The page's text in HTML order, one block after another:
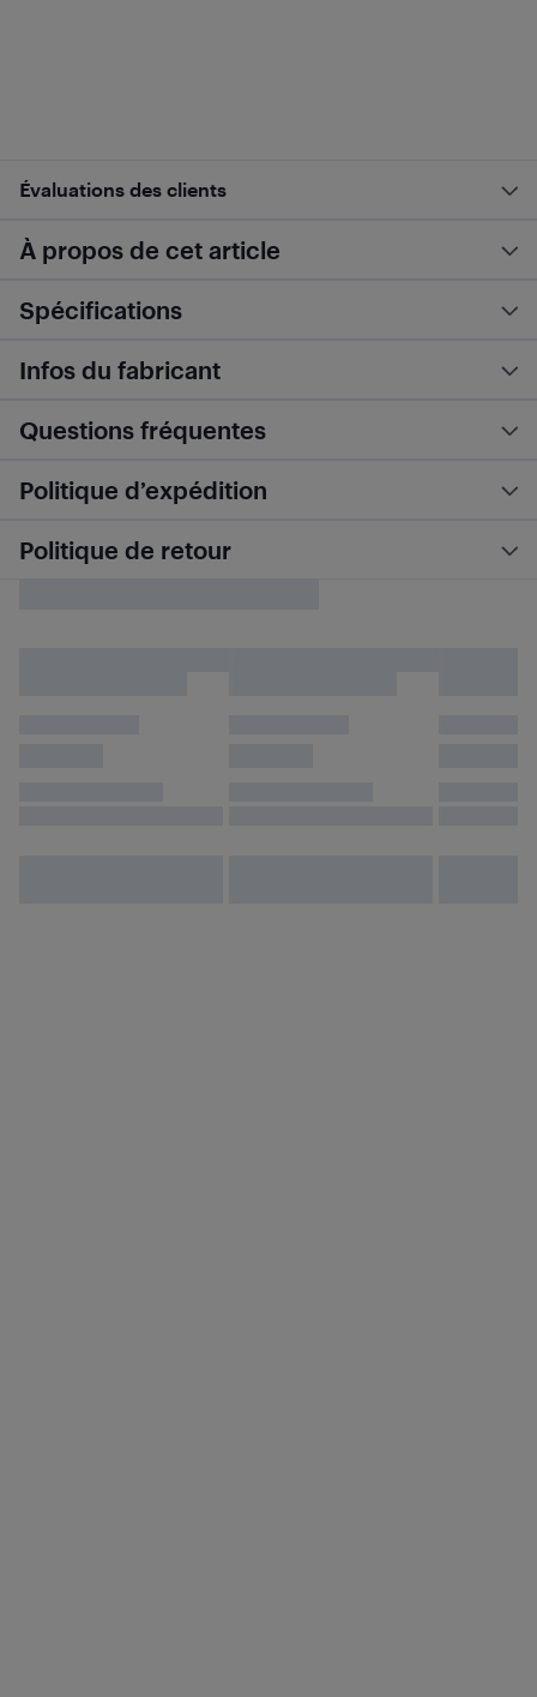
Évaluations des clients
À propos de cet article
Spécifications
Infos du fabricant
Questions fréquentes
Politique d’expédition
Politique de retour